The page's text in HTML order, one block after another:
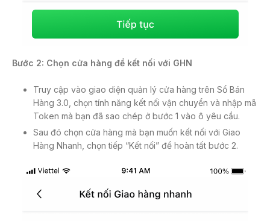
Bước 2: Chọn cửa hàng để kết nối với GHN
Truy cập vào giao diện quản lý cửa hàng trên Sổ Bán
Hàng 3.0, chọn tính năng kết nối vận chuyển và nhập mã
Token mà bạn đã sao chép ở bước 1 vào ô yêu cầu.
Sau đó chọn cửa hàng mà bạn muốn kết nối với Giao
Hàng Nhanh, chọn tiếp “Kết nối” để hoàn tất bước 2.